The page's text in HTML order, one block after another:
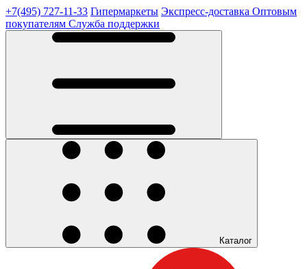
+7(495) 727-11-33 Гипермаркеты Экспресс-доставка Оптовым
покупателям Служба поддержки
Каталог